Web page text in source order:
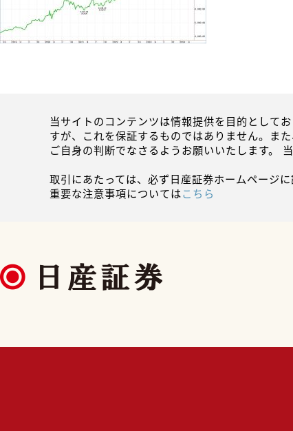
当サイトのコンテンツは情報提供を目的として
すが、これを保証するものではありません。ま
ご自身の判断でなさるようお願いいたします。
取引にあたっては、必ず日産証券ホームページに
重要な注意事項についてはこちら